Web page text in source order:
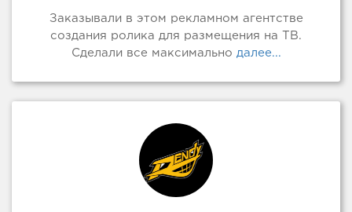
Заказывали в этом рекламном агентстве
создания ролика для размещения на ТВ.
Сделали все максимально далее...